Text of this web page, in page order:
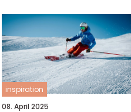
välbefinnande
inspiration
08. April 2025